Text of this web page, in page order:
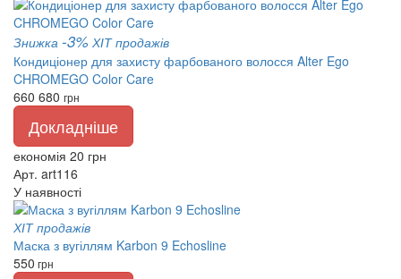
Знижка -3% ХІТ продажів
Кондиціонер для захисту фарбованого волосся Alter Ego
CHROMEGO Color Care
660 680 грн
Докладніше
економія 20 грн
Арт. art116
У наявності
ХІТ продажів
Маска з вугіллям Karbon 9 Echosline
550 грн